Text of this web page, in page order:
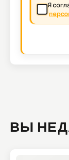
Я
ВЫ